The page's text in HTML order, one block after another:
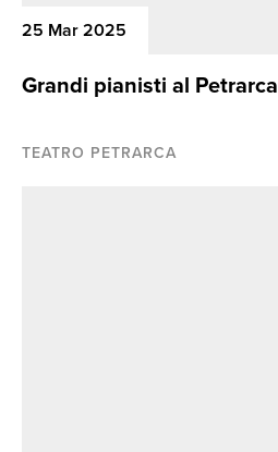
25 Mar 2025
Grandi pianisti al Petrarca
TEATRO PETRARCA